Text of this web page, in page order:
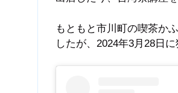
もともと市川町の喫茶か
したが、2024年3月28日